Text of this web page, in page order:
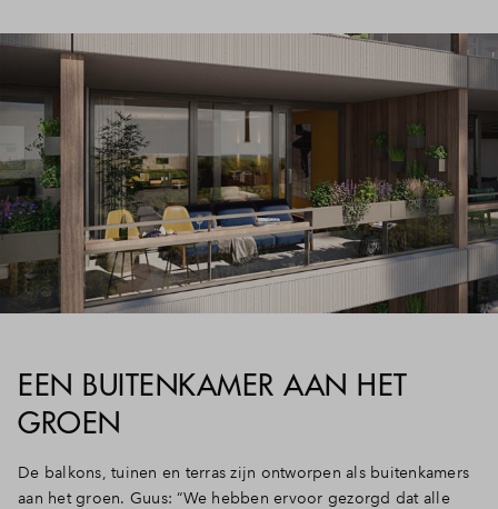
EEN BUITENKAMER AAN HET
GROEN
De balkons, tuinen en terras zijn ontworpen als buitenkamers
aan het groen. Guus: “We hebben ervoor gezorgd dat alle